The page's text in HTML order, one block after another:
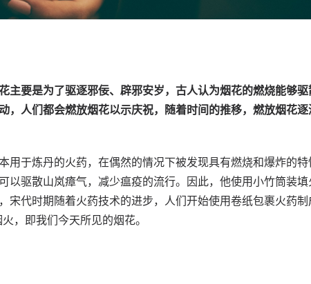
主要是为了驱逐邪佞、辟邪安岁，古人认为烟花的燃烧能够驱
，人们都会燃放烟花以示庆祝，随着时间的推移，燃放烟花
用于炼丹的火药，在偶然的情况下被发现具有燃烧和爆炸的特
驱散山岚瘴气，减少瘟疫的流行。因此，他使用小竹筒装填
宋代时期随着火药技术的进步，人们开始使用卷纸包裹火药制
，即我们今天所见的烟花。